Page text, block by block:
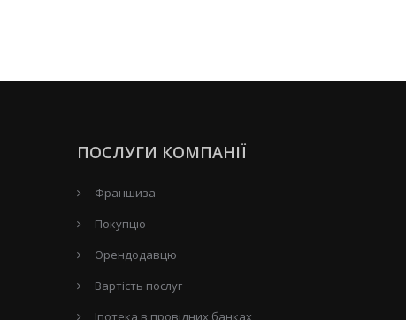
ПОСЛУГИ КОМПАНІЇ
Франшиза
Покупцю
Орендодавцю
Вартість послуг
Іпотека в провідних банках